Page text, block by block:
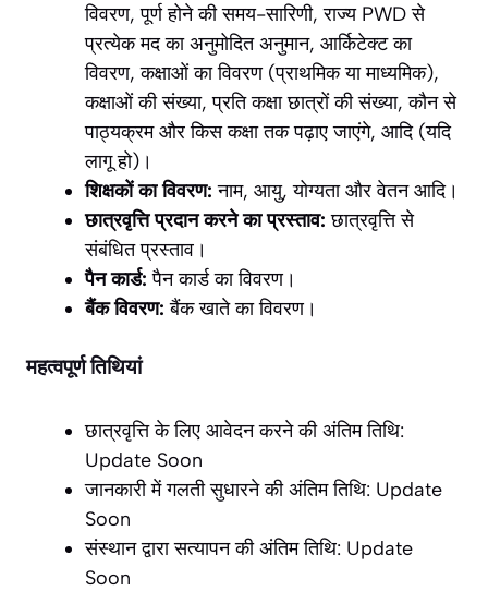
विवरण, पूर्ण होने की समय-सारिणी, राज्य PWD से
प्रत्येक मद का अनुमोदित अनुमान, आर्किटेक्ट का
विवरण, कक्षाओं का विवरण (प्राथमिक या माध्यमिक),
कक्षाओं की संख्या, प्रति कक्षा छात्रों की संख्या, कौन से
पाठ्यक्रम और किस कक्षा तक पढ़ाए जाएंगे, आदि (यदि
लागू हो)।
शिक्षकों का विवरण: नाम, आयु, योग्यता और वेतन आदि।
छात्रवृत्ति प्रदान करने का प्रस्ताव: छात्रवृत्ति से
संबंधित प्रस्ताव।
पैन कार्ड: पैन कार्ड का विवरण।
बैंक विवरण: बैंक खाते का विवरण।
महत्वपूर्ण तिथियां
छात्रवृत्ति के लिए आवेदन करने की अंतिम तिथि:
Update Soon
जानकारी में गलती सुधारने की अंतिम तिथि: Update
Soon
संस्थान द्वारा सत्यापन की अंतिम तिथि: Update
Soon